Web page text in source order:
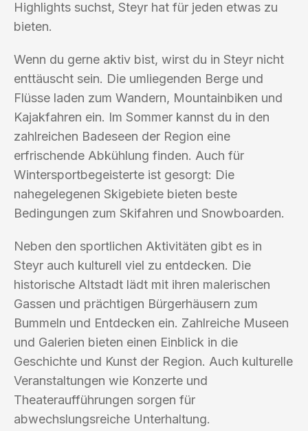
Highlights suchst, Steyr hat für jeden etwas zu
bieten.
Wenn du gerne aktiv bist, wirst du in Steyr nicht
enttäuscht sein. Die umliegenden Berge und
Flüsse laden zum Wandern, Mountainbiken und
Kajakfahren ein. Im Sommer kannst du in den
zahlreichen Badeseen der Region eine
erfrischende Abkühlung finden. Auch für
Wintersportbegeisterte ist gesorgt: Die
nahegelegenen Skigebiete bieten beste
Bedingungen zum Skifahren und Snowboarden.
Neben den sportlichen Aktivitäten gibt es in
Steyr auch kulturell viel zu entdecken. Die
historische Altstadt lädt mit ihren malerischen
Gassen und prächtigen Bürgerhäusern zum
Bummeln und Entdecken ein. Zahlreiche Museen
und Galerien bieten einen Einblick in die
Geschichte und Kunst der Region. Auch kulturelle
Veranstaltungen wie Konzerte und
Theateraufführungen sorgen für
abwechslungsreiche Unterhaltung.